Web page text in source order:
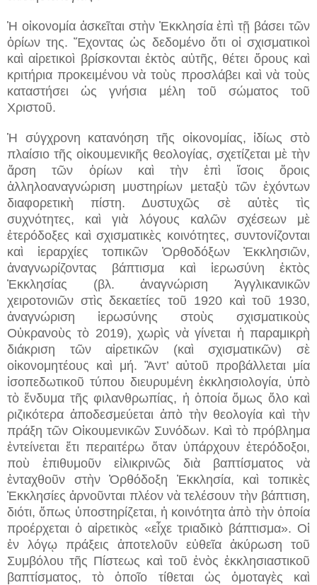
Ἡ οἰκονομία ἀσκεῖται στὴν Ἐκκλησία ἐπὶ τῇ βάσει τῶν
ὁρίων της. Ἔχοντας ὡς δεδομένο ὅτι οἱ σχισματικοὶ
καὶ αἱρετικοὶ βρίσκονται ἐκτὸς αὐτῆς, θέτει ὅρους καὶ
κριτήρια προκειμένου νὰ τοὺς προσλάβει καὶ νὰ τοὺς
καταστήσει ὡς γνήσια μέλη τοῦ σώματος τοῦ
Χριστοῦ.
Ἡ σύγχρονη κατανόηση τῆς οἰκονομίας, ἰδίως στὸ
πλαίσιο τῆς οἰκουμενικῆς θεολογίας, σχετίζεται μὲ τὴν
ἄρση τῶν ὁρίων καὶ τὴν ἐπὶ ἴσοις ὅροις
ἀλληλοαναγνώριση μυστηρίων μεταξὺ τῶν ἐχόντων
διαφορετικὴ πίστη. Δυστυχῶς σὲ αὐτὲς τὶς
συχνότητες, καὶ γιὰ λόγους καλῶν σχέσεων μὲ
ἑτερόδοξες καὶ σχισματικὲς κοινότητες, συντονίζονται
καὶ ἱεραρχίες τοπικῶν Ὀρθοδόξων Ἐκκλησιῶν,
ἀναγνωρίζοντας βάπτισμα καὶ ἱερωσύνη ἐκτὸς
Ἐκκλησίας (βλ. ἀναγνώριση Ἀγγλικανικῶν
χειροτονιῶν στὶς δεκαετίες τοῦ 1920 καὶ τοῦ 1930,
ἀναγνώριση ἱερωσύνης στοὺς σχισματικοὺς
Οὐκρανοὺς τὸ 2019), χωρὶς νὰ γίνεται ἡ παραμικρὴ
διάκριση τῶν αἱρετικῶν (καὶ σχισματικῶν) σὲ
οἰκονομητέους καὶ μή. Ἂντ’ αὐτοῦ προβάλλεται μία
ἰσοπεδωτικοῦ τύπου διευρυμένη ἐκκλησιολογία, ὑπὸ
τὸ ἔνδυμα τῆς φιλανθρωπίας, ἡ ὁποία ὅμως ὅλο καὶ
ριζικότερα ἀποδεσμεύεται ἀπὸ τὴν θεολογία καὶ τὴν
πράξη τῶν Οἰκουμενικῶν Συνόδων. Καὶ τὸ πρόβλημα
ἐντείνεται ἔτι περαιτέρω ὅταν ὑπάρχουν ἑτερόδοξοι,
ποὺ ἐπιθυμοῦν εἰλικρινῶς διὰ βαπτίσματος νὰ
ἐνταχθοῦν στὴν Ὀρθόδοξη Ἐκκλησία, καὶ τοπικὲς
Ἐκκλησίες ἀρνοῦνται πλέον νὰ τελέσουν τὴν βάπτιση,
διότι, ὅπως ὑποστηρίζεται, ἡ κοινότητα ἀπὸ τὴν ὁποία
προέρχεται ὁ αἱρετικὸς «εἶχε τριαδικὸ βάπτισμα». Οἱ
ἐν λόγῳ πράξεις ἀποτελοῦν εὐθεῖα ἀκύρωση τοῦ
Συμβόλου τῆς Πίστεως καὶ τοῦ ἑνὸς ἐκκλησιαστικοῦ
βαπτίσματος, τὸ ὁποῖο τίθεται ὡς ὁμοταγὲς καὶ